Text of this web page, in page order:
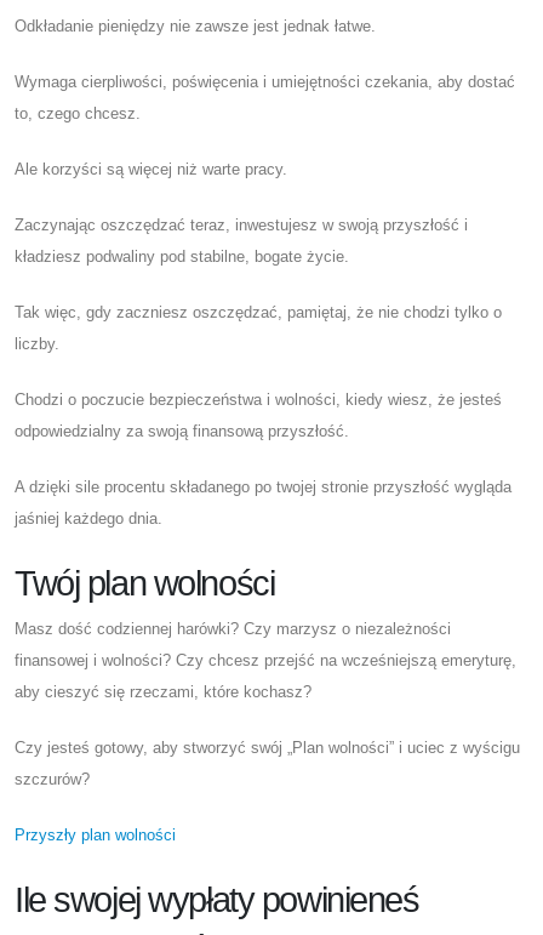
Odkładanie pieniędzy nie zawsze jest jednak łatwe.
Wymaga cierpliwości, poświęcenia i umiejętności czekania, aby dostać
to, czego chcesz.
Ale korzyści są więcej niż warte pracy.
Zaczynając oszczędzać teraz, inwestujesz w swoją przyszłość i
kładziesz podwaliny pod stabilne, bogate życie.
Tak więc, gdy zaczniesz oszczędzać, pamiętaj, że nie chodzi tylko o
liczby.
Chodzi o poczucie bezpieczeństwa i wolności, kiedy wiesz, że jesteś
odpowiedzialny za swoją finansową przyszłość.
A dzięki sile procentu składanego po twojej stronie przyszłość wygląda
jaśniej każdego dnia.
Twój plan wolności
Masz dość codziennej harówki? Czy marzysz o niezależności
finansowej i wolności? Czy chcesz przejść na wcześniejszą emeryturę,
aby cieszyć się rzeczami, które kochasz?
Czy jesteś gotowy, aby stworzyć swój „Plan wolności” i uciec z wyścigu
szczurów?
Przyszły plan wolności
Ile swojej wypłaty powinieneś